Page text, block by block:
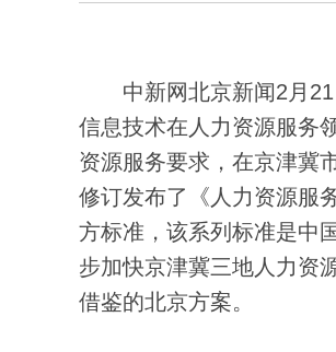
中新网北京新闻2月21
信息技术在人力资源服务
资源服务要求，在京津冀
修订发布了《人力资源服
方标准，该系列标准是中
步加快京津冀三地人力资
借鉴的北京方案。